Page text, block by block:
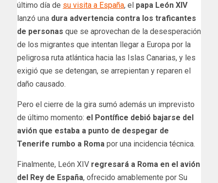
último día de su visita a España, el papa León XIV
lanzó una dura advertencia contra los traficantes
de personas que se aprovechan de la desesperación
de los migrantes que intentan llegar a Europa por la
peligrosa ruta atlántica hacia las Islas Canarias, y les
exigió que se detengan, se arrepientan y reparen el
daño causado.
Pero el cierre de la gira sumó además un imprevisto
de último momento: el Pontífice debió bajarse del
avión que estaba a punto de despegar de
Tenerife rumbo a Roma por una incidencia técnica.
Finalmente, León XIV regresará a Roma en el avión
del Rey de España, ofrecido amablemente por Su